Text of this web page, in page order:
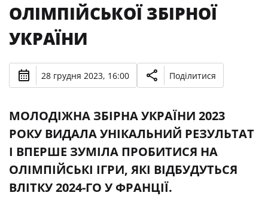
ОЛІМПІЙСЬКОЇ ЗБІРНОЇ
УКРАЇНИ
28 грудня 2023, 16:00 Поділитися
МОЛОДІЖНА ЗБІРНА УКРАЇНИ 2023
РОКУ ВИДАЛА УНІКАЛЬНИЙ РЕЗУЛЬТАТ
І ВПЕРШЕ ЗУМІЛА ПРОБИТИСЯ НА
ОЛІМПІЙСЬКІ ІГРИ, ЯКІ ВІДБУДУТЬСЯ
ВЛІТКУ 2024-ГО У ФРАНЦІЇ.